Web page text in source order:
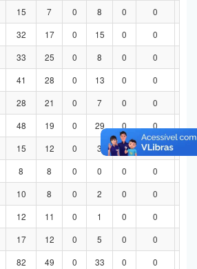
15 7 0 8 0 0
32 17 0 15 0 0
33 25 0 8 0 0
41 28 0 13 0 0
28 21 0 7 0 0
48 19 0 29 0 0
15 12 0 3 0 0
8 8 0 0 0 0
10 8 0 2 0 0
12 11 0 1 0 0
17 12 0 5 0 0
82 49 0 33 0 0